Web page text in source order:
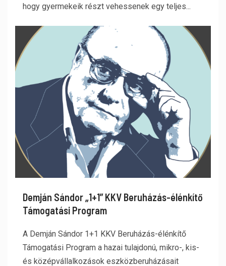
hogy gyermekeik részt vehessenek egy teljes...
Demján Sándor „1+1” KKV Beruházás-élénkítő
Támogatási Program
A Demján Sándor 1+1 KKV Beruházás-élénkítő
Támogatási Program a hazai tulajdonú, mikro-, kis-
és középvállalkozások eszközberuházásait